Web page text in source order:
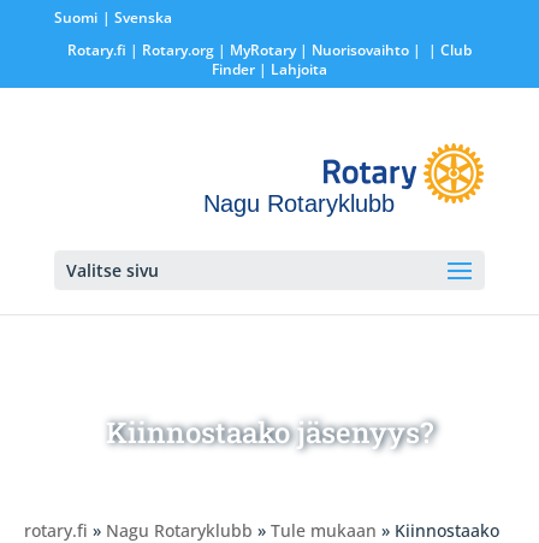
Suomi
Svenska
Rotary.fi | Rotary.org| MyRotary | Nuorisovaihto|
| Club
Finder| Lahjoita
Nagu Rotaryklubb
Valitse sivu
Kiinnostaako jäsenyys?
rotary.fi » Nagu Rotaryklubb » Tule mukaan » Kiinnostaako